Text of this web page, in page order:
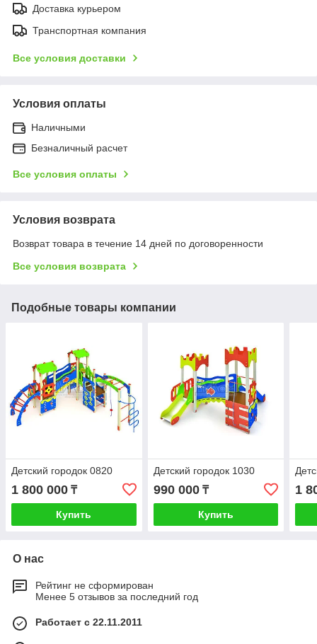
Доставка курьером
Транспортная компания
Все условия доставки
Условия оплаты
Наличными
Безналичный расчет
Все условия оплаты
Условия возврата
Возврат товара в течение 14 дней по договоренности
Все условия возврата
Подобные товары компании
Детский городок 0820
1 800 000 ₸
Купить
Детский городок 1030
990 000₸
Купить
1
О нас
Рейтинг не сформирован
Менее 5 отзывов за последний год
Работает с 22.11.2011